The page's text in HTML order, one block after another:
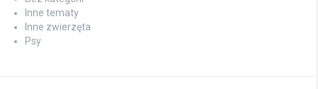
Inne tematy
Inne zwierzęta
Psy